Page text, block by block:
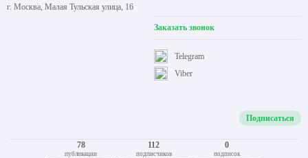
г. Москва, Малая Тульская улица, 16
Заказать звонок
Viber
Telegram
Подписаться
78
публикации
112
подписчиков
0
подписок